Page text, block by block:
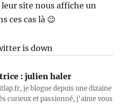
site nous affiche un
ces cas là 😉
: julien haler
je blogue depuis une dizaine
curieux et passionné, j'aime vous